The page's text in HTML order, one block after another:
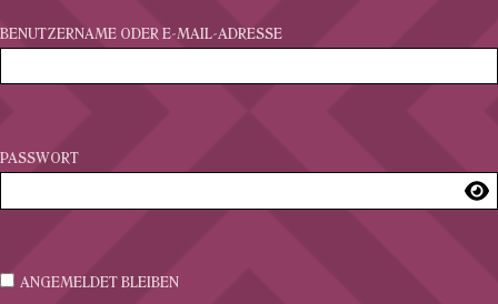
BENUTZERNAME ODER E-MAIL-ADRESSE
PASSWORT
ANGEMELDET BLEIBEN